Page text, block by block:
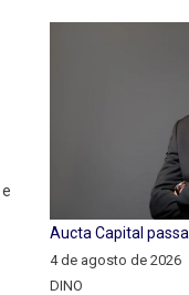
Aucta Capital
4 de agosto de 2026
DINO